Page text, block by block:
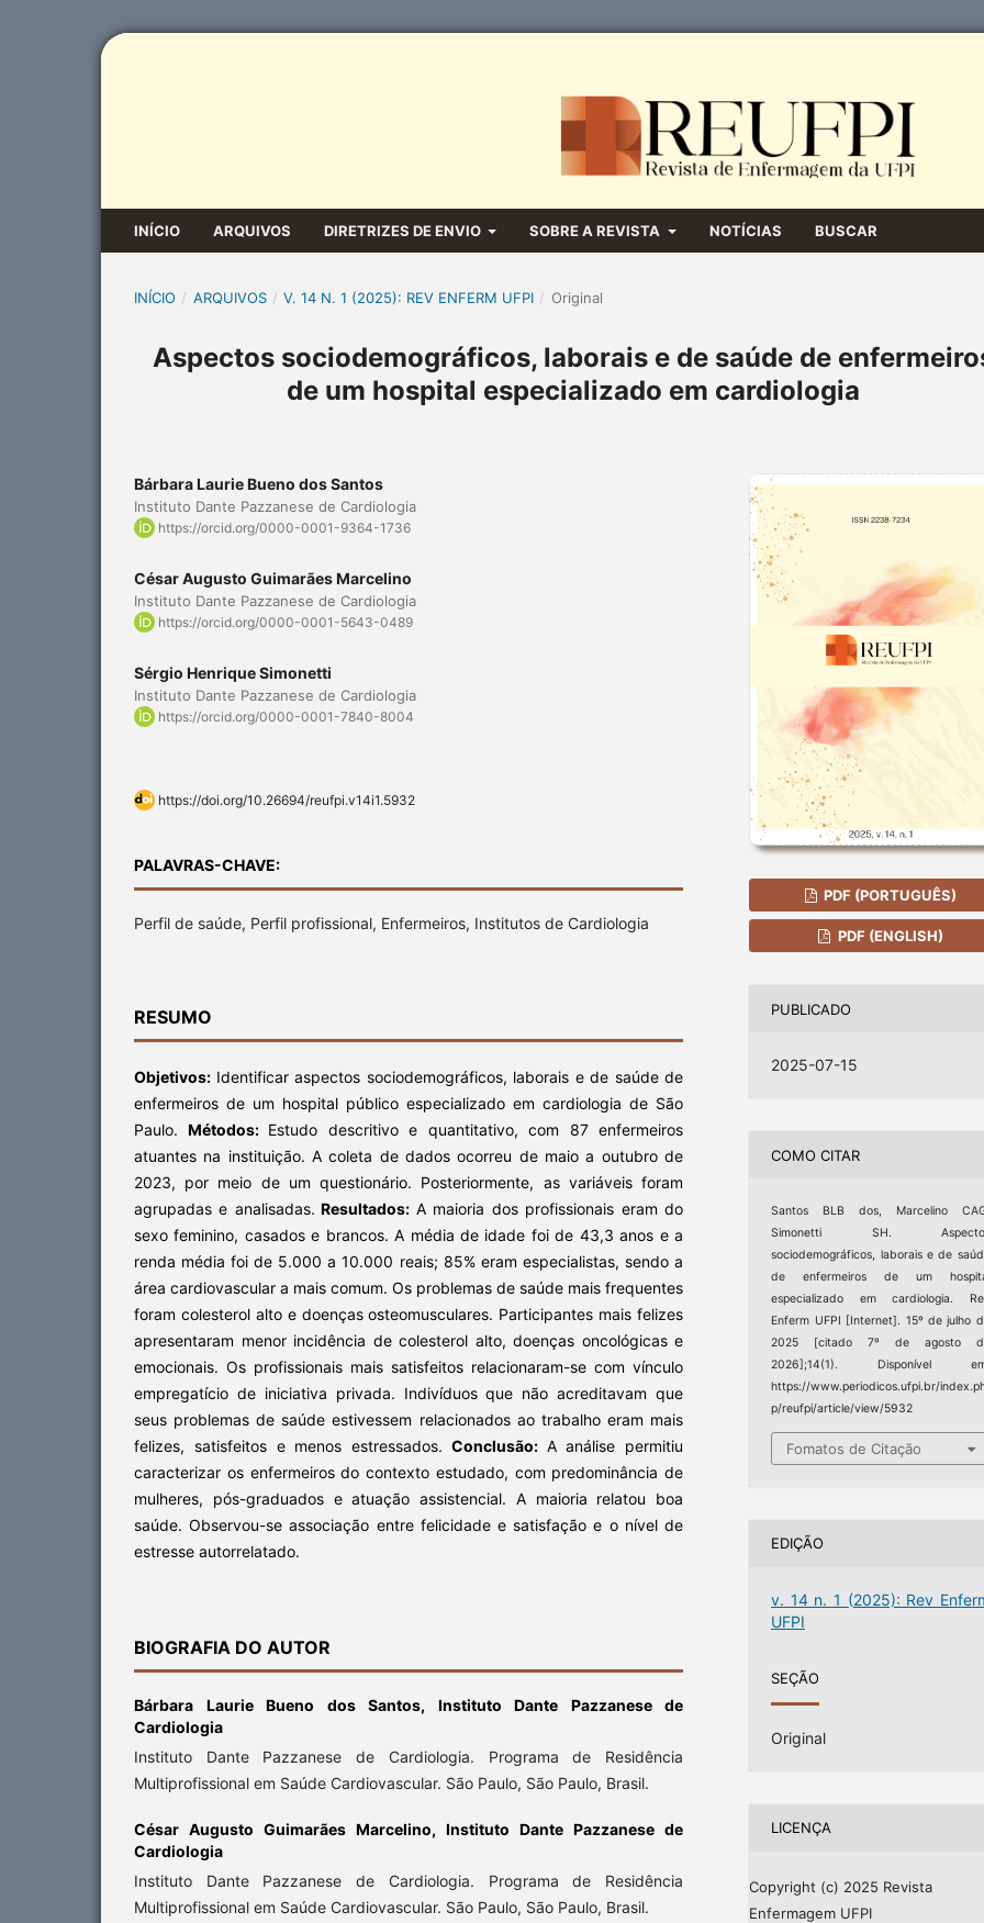
INÍCIO ARQUIVOS DIRETRIZES DE ENVIO SOBRE A REVISTA NOTÍCIAS BUSCAR
INÍCIO / ARQUIVOS / V. 14 N. 1 (2025): REV ENFERM UFPI / Original
Aspectos sociodemográficos, laborais e de saúde de
de um hospital especializado em cardiologia
Bárbara Laurie Bueno dos Santos
Instituto Dante Pazzanese de Cardiologia
https://orcid.org/0000-0001-9364-1736
César Augusto Guimarães Marcelino
Instituto Dante Pazzanese de Cardiologia
https://orcid.org/0000-0001-5643-0489
Sérgio Henrique Simonetti
Instituto Dante Pazzanese de Cardiologia
https://orcid.org/0000-0001-7840-8004
https://doi.org/10.26694/reufpi.v14i1.5932
PALAVRAS-CHAVE:
Perfil de saúde, Perfil profissional, Enfermeiros, Institutos de Cardiologia
RESUMO
Objetivos: Identificar aspectos sociodemográficos, laborais e de saúde de
enfermeiros de um hospital público especializado em cardiologia de São
Paulo. Métodos: Estudo descritivo e quantitativo, com 87 enfermeiros
atuantes na instituição. A coleta de dados ocorreu de maio a outubro de
2023, por meio de um questionário. Posteriormente, as variáveis foram
agrupadas e analisadas. Resultados: A maioria dos profissionais eram do
sexo feminino, casados e brancos. A média de idade foi de 43,3 anos e a
renda média foi de 5.000 a 10.000 reais; 85% eram especialistas, sendo a
área cardiovascular a mais comum. Os problemas de saúde mais frequentes
foram colesterol alto e doenças osteomusculares. Participantes mais felizes
apresentaram menor incidência de colesterol alto, doenças oncológicas e
emocionais. Os profissionais mais satisfeitos relacionaram-se com vínculo
empregatício de iniciativa privada. Indivíduos que não acreditavam que
seus problemas de saúde estivessem relacionados ao trabalho eram mais
felizes, satisfeitos e menos estressados. Conclusão: A análise permitiu
caracterizar os enfermeiros do contexto estudado, com predominância de
mulheres, pós-graduados e atuação assistencial. A maioria relatou boa
saúde. Observou-se associação entre felicidade e satisfação e o nível de
estresse autorrelatado.
BIOGRAFIA DO AUTOR
Bárbara Laurie Bueno dos Santos, Instituto Dante Pazzanese de
Cardiologia
Instituto Dante Pazzanese de Cardiologia. Programa de Residência
Multiprofissional em Saúde Cardiovascular. São Paulo, São Paulo, Brasil.
César Augusto Guimarães Marcelino, Instituto Dante Pazzanese de
Cardiologia
Instituto Dante Pazzanese de Cardiologia. Programa de Residência
Multiprofissional em Saúde Cardiovascular. São Paulo, São Paulo, Brasil.
PDF (PORTUGUÊS)
PDF (ENGLISH)
PUBLICADO
2025-07-15
COMO CITAR
Santos BLB dos, Marcelino
Simonetti SH.
sociodemográficos, laborais e de
de enfermeiros de um
especializado em cardiologia.
Enferm UFPI [Internet]. 15º de julho
2025 [citado 7º de agosto
2026];14(1). Disponível
https://www.periodicos.ufpi.br/
p/reufpi/article/view/5932
Fomatos de Citação
EDIÇÃO
v. 14 n. 1 (2025): Rev
UFPI
SEÇÃO
Original
LICENÇA
Copyright (c) 2025 Revista
Enfermagem UFPI